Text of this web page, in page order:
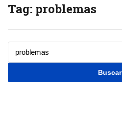
Tag: problemas
Buscar